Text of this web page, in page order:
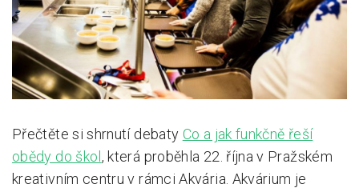
Konference Lepší škola
Kápézetka - průvodce pro zřizovatele
Klub zřizovatelů
O nás
Partneři a dárci
Přečtěte si shrnutí debaty Co a jak funkčně řeší
obědy do škol , která proběhla 22. října v Pražském
kreativním centru v rámci Akvária. Akvárium je